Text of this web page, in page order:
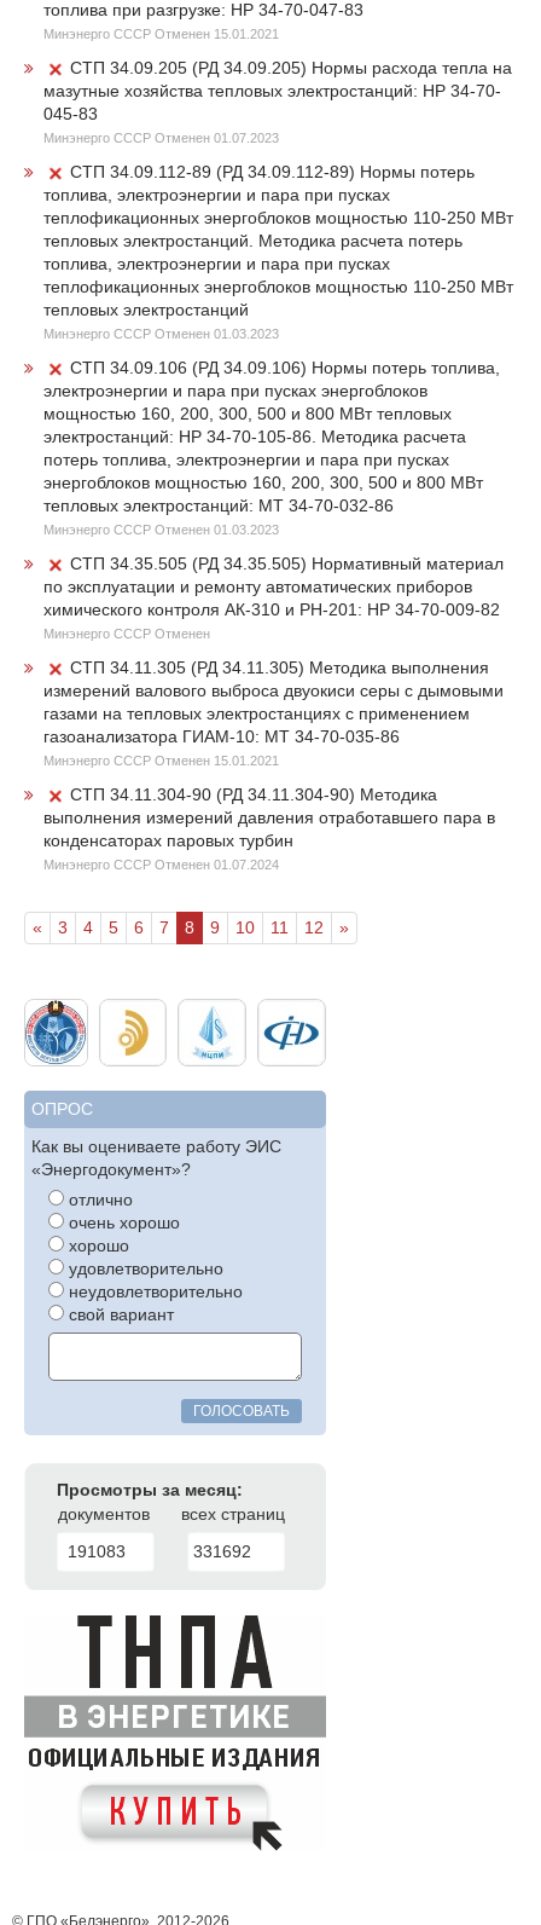
топлива при разгрузке: HP 34-70-047-83
Минэнерго СССР Отменен 15.01.2021
СТП 34.09.205 (РД 34.09.205) Нормы расхода тепла на
мазутные хозяйства тепловых электростанций: HP 34-70-
045-83
Минэнерго СССР Отменен 01.07.2023
СТП 34.09.112-89 (РД 34.09.112-89) Нормы потерь
топлива, электроэнергии и пара при пусках
теплофикационных энергоблоков мощностью 110-250 МВт
тепловых электростанций. Методика расчета потерь
топлива, электроэнергии и пара при пусках
теплофикационных энергоблоков мощностью 110-250 МВт
тепловых электростанций
Минэнерго СССР Отменен 01.03.2023
СТП 34.09.106 (РД 34.09.106) Нормы потерь топлива,
электроэнергии и пара при пусках энергоблоков
мощностью 160, 200, 300, 500 и 800 МВт тепловых
электростанций: HP 34-70-105-86. Методика расчета
потерь топлива, электроэнергии и пара при пусках
энергоблоков мощностью 160, 200, 300, 500 и 800 МВт
тепловых электростанций: МТ 34-70-032-86
Минэнерго СССР Отменен 01.03.2023
СТП 34.35.505 (РД 34.35.505) Нормативный материал
по эксплуатации и ремонту автоматических приборов
химического контроля АК-310 и РН-201: HP 34-70-009-82
Минэнерго СССР Отменен
СТП 34.11.305 (РД 34.11.305) Методика выполнения
измерений валового выброса двуокиси серы с дымовыми
газами на тепловых электростанциях с применением
газоанализатора ГИАМ-10: МТ 34-70-035-86
Минэнерго СССР Отменен 15.01.2021
СТП 34.11.304-90 (РД 34.11.304-90) Методика
выполнения измерений давления отработавшего пара в
конденсаторах паровых турбин
Минэнерго СССР Отменен 01.07.2024
« 3 4 5 6 7 8 9 10 11 12 »
ОПРОС
Как вы оцениваете работу ЭИС
«Энергодокумент»?
отлично
очень хорошо
хорошо
удовлетворительно
неудовлетворительно
свой вариант
ГОЛОСОВАТЬ
Просмотры за месяц:
документов
всех страниц
191083
331692